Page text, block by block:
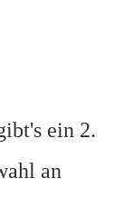
ein 2.
an